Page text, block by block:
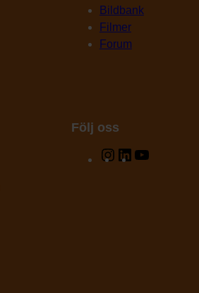
Bildbank
Filmer
Forum
Följ oss
Instagram
LinkedIn